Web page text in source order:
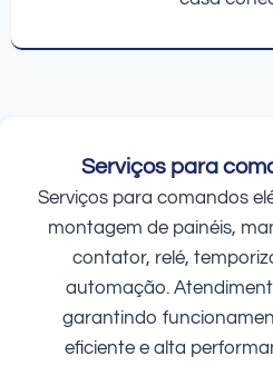
Serviços para
Serviços para comandos
montagem de painéis,
contator, relé,
automação.
garantindo
eficiente e alta